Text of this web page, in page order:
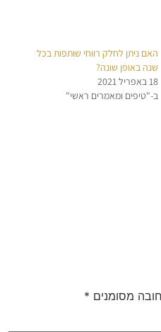
האם ניתן לחלק רווחי שותפות בכל
שנה באופן שונה?
18 באפריל 2021
ב-"טיפים ומאמרים ראשי"
מסומנים *